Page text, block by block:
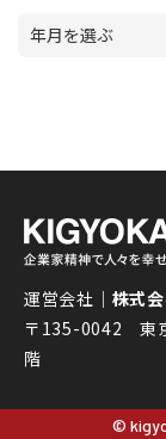
年月を選ぶ
運営会社｜ 株式
〒135-0042 東
階
©